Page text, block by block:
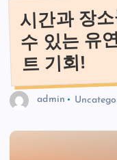
시간과 장
수 있는 유
트 기회!
admin